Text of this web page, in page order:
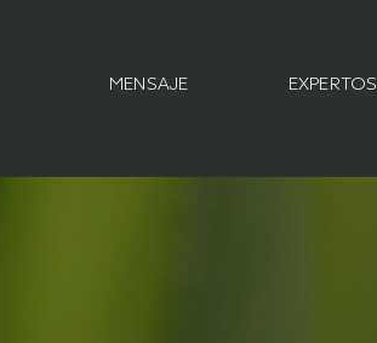
MENSAJE EXPERTOS